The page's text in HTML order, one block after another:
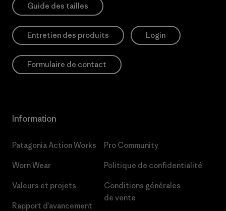
Guide des tailles
Entretien des produits Login
Formulaire de contact
Information
Patagonia Action Works
Worn Wear
Valeurs et projets
Rapport d’avancement
Pro Community
Politique de confidentialité
Conditions générales
de vente